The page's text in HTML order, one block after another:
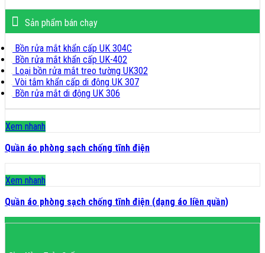
Sản phẩm bán chạy
Bồn rửa mắt khẩn cấp UK 304C
Bồn rửa mắt khẩn cấp UK-402
Loại bồn rửa mắt treo tường UK302
Vòi tắm khẩn cấp di động UK 307
Bồn rửa mắt di động UK 306
Xem nhanh
Quần áo phòng sạch chống tĩnh điện
Xem nhanh
Quần áo phòng sạch chống tĩnh điện (dạng áo liền quần)